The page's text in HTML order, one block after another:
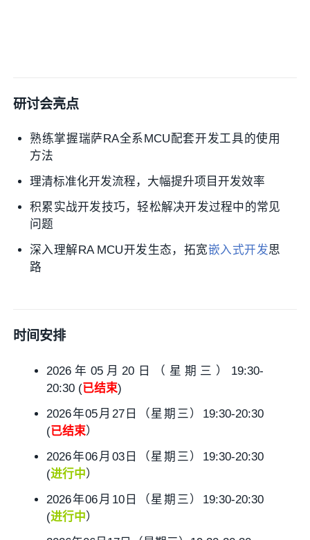
研讨会亮点
熟练掌握瑞萨RA全系MCU配套开发工具的使用
方法
理清标准化开发流程，大幅提升项目开发效率
积累实战开发技巧，轻松解决开发过程中的常见
问题
深入理解RA MCU开发生态，拓宽嵌入式开发思
路
时间安排
2026年05月20日（星期三）19:30-
20:30 (已结束)
2026年05月27日（星期三）19:30-20:30
(已结束）
2026年06月03日（星期三）19:30-20:30
(进行中）
2026年06月10日（星期三）19:30-20:30
(进行中）